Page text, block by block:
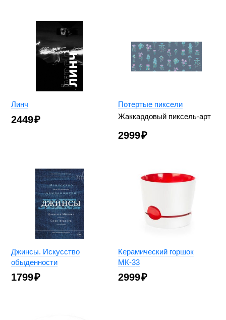
Линч
2449₽
Потертые пиксели
Жаккардовый пиксель-арт
2999₽
Джинсы. Искусство
обыденности
1799₽
Керамический горшок
МК-33
2999₽